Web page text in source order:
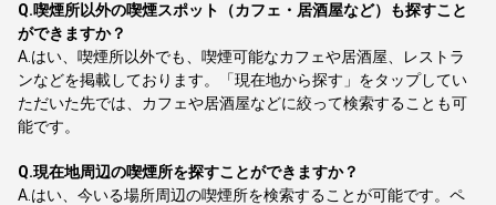
Q.喫煙所以外の喫煙スポット（カフェ・居酒屋など）も探すこと
ができますか？
A. はい、喫煙所以外でも、喫煙可能なカフェや居酒屋、レストラ
ンなどを掲載しております。「現在地から探す」をタップしてい
ただいた先では、カフェや居酒屋などに絞って検索することも可
能です。
Q.現在地周辺の喫煙所を探すことができますか？
A. はい、今いる場所周辺の喫煙所を検索することが可能です。ペ